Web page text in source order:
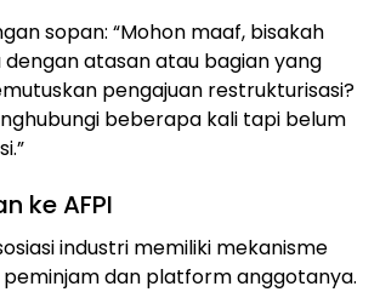
sopan: “Mohon maaf, bisakah
atasan atau bagian yang
pengajuan restrukturisasi?
beberapa kali tapi belum
ke AFPI
industri memiliki mekanisme
dan platform anggotanya.